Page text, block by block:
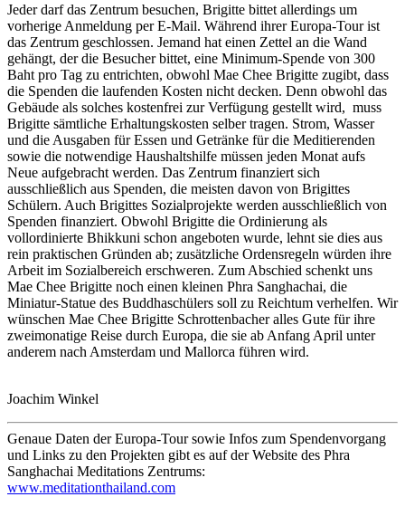
Jeder darf das Zentrum besuchen, Brigitte bittet allerdings um
vorherige Anmeldung per E-Mail. Während ihrer Europa-Tour ist
das Zentrum geschlossen. Jemand hat einen Zettel an die Wand
gehängt, der die Besucher bittet, eine Minimum-Spende von 300
Baht pro Tag zu entrichten, obwohl Mae Chee Brigitte zugibt, dass
die Spenden die laufenden Kosten nicht decken. Denn obwohl das
Gebäude als solches kostenfrei zur Verfügung gestellt wird, muss
Brigitte sämtliche Erhaltungskosten selber tragen. Strom, Wasser
und die Ausgaben für Essen und Getränke für die Meditierenden
sowie die notwendige Haushaltshilfe müssen jeden Monat aufs
Neue aufgebracht werden. Das Zentrum finanziert sich
ausschließlich aus Spenden, die meisten davon von Brigittes
Schülern. Auch Brigittes Sozialprojekte werden ausschließlich von
Spenden finanziert. Obwohl Brigitte die Ordinierung als
vollordinierte Bhikkuni schon angeboten wurde, lehnt sie dies aus
rein praktischen Gründen ab; zusätzliche Ordensregeln würden ihre
Arbeit im Sozialbereich erschweren. Zum Abschied schenkt uns
Mae Chee Brigitte noch einen kleinen Phra Sanghachai, die
Miniatur-Statue des Buddhaschülers soll zu Reichtum verhelfen. Wir
wünschen Mae Chee Brigitte Schrottenbacher alles Gute für ihre
zweimonatige Reise durch Europa, die sie ab Anfang April unter
anderem nach Amsterdam und Mallorca führen wird.
Joachim Winkel
Genaue Daten der Europa-Tour sowie Infos zum Spendenvorgang
und Links zu den Projekten gibt es auf der Website des Phra
Sanghachai Meditations Zentrums:
www.meditationthailand.com